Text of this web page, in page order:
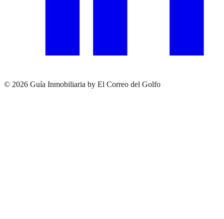
© 2026 Guía Inmobiliaria by El Correo del Golfo